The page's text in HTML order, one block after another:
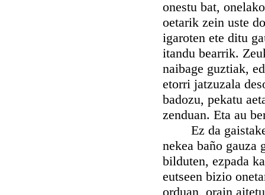
onestu bat,
oetarik zein uste
igaroten ete ditu
itandu bearrik.
naibage guztiak,
etorri jatzuzala
badozu, pekatu
zenduan. Eta au
Ez da
nekea baño gauza
bilduten, ezpada
eutseen bizio
orduan, orain